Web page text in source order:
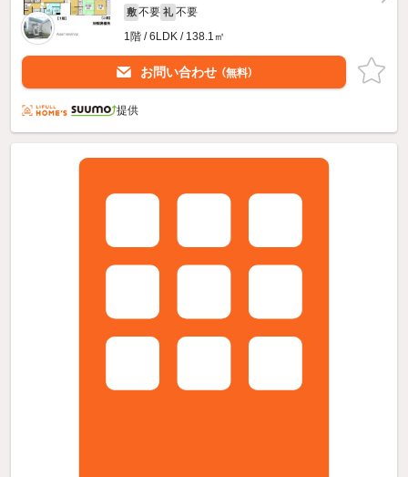
敷 不要 礼 不要
1階 / 6LDK / 138.1㎡
お問い合わせ （無料）
提供